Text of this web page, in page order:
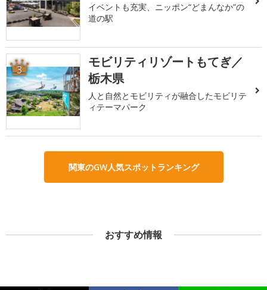
イベントも充実、ニッポン“どまんなか”の
道の駅
3
モビリティリゾートもてぎ／
栃木県
人と自然とモビリティが融合したモビリテ
ィテーマパーク
関東のGW人気スポットランキング
おすすめ情報